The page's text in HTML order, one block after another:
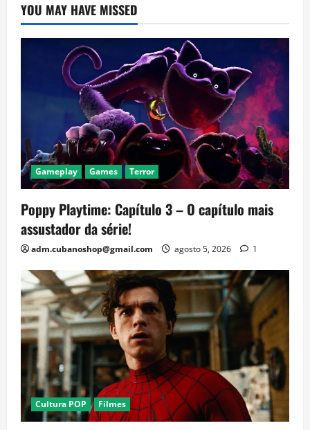
YOU MAY HAVE MISSED
Gameplay Games Terror
Poppy Playtime: Capítulo 3 – O capítulo mais
assustador da série!
adm.cubanoshop@gmail.com agosto 5, 2026 1
Cultura POP Filmes